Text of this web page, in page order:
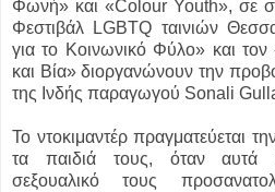
Φωνή» και «Colour Youth», σε
Φεστιβάλ LGBTQ ταινιών
για το Κοινωνικό Φύλο» και
και Βία» διοργανώνουν την
της Ινδής παραγωγού Sonali
Το ντοκιμαντέρ πραγματεύεται
τα παιδιά τους, όταν αυτά
σεξουαλικό τους